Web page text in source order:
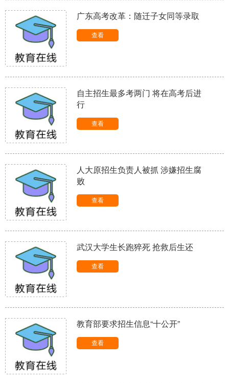
广东高考改革：随迁子女同等录取
查看
自主招生最多考两门 将在高考后进
行
查看
人大原招生负责人被抓 涉嫌招生腐
败
查看
武汉大学生长跑猝死 抢救后生还
查看
教育部要求招生信息“十公开”
查看